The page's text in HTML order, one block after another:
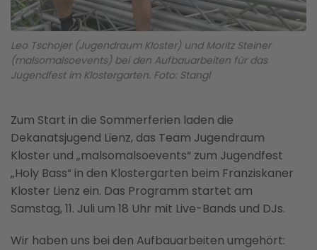
Leo Tschojer (Jugendraum Kloster) und Moritz Steiner
(malsomalsoevents) bei den Aufbauarbeiten für das
Jugendfest im Klostergarten. Foto: Stangl
Zum Start in die Sommerferien laden die
Dekanatsjugend Lienz, das Team Jugendraum
Kloster und „malsomalsoevents“ zum Jugendfest
„Holy Bass“ in den Klostergarten beim Franziskaner
Kloster Lienz ein. Das Programm startet am
Samstag, 11. Juli um 18 Uhr mit Live-Bands und DJs.
Wir haben uns bei den Aufbauarbeiten umgehört: